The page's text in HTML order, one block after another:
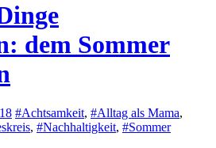
dem Sommer
#Achtsamkeit, #Alltag als Mama,
, #Nachhaltigkeit, #Sommer